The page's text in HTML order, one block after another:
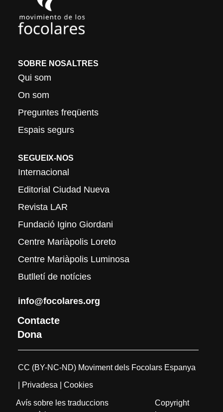
SOBRE NOSALTRES
Qui som
On som
Preguntes freqüents
Espais segurs
SEGUEIX-NOS
Internacional
Editorial Ciudad Nueva
Revista LAR
Fundació Igino Giordani
Centre Mariàpolis Loreto
Centre Mariàpolis Luminosa
Butlletí de notícies
info@focolares.org
Contacte
Dona
CC (BY-NC-ND) Moviment dels Focolars Espanya
| Privadesa | Cookies
Avís sobre les traduccions
Copyright